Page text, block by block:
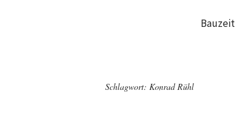
Bauzeit
Schlagwort: Konrad Rühl